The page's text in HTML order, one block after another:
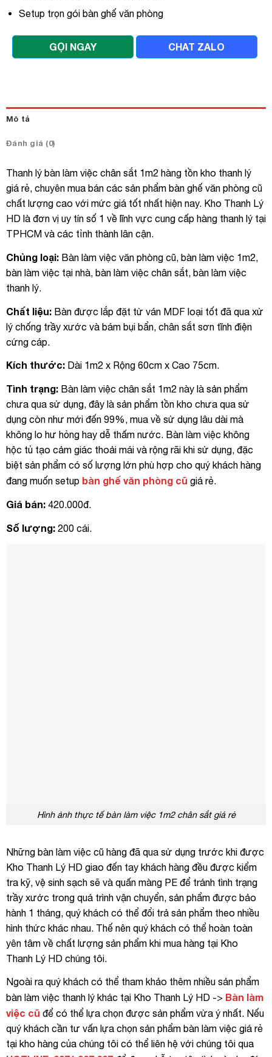
Setup trọn gói bàn ghế văn phòng
GỌI NGAY CHAT ZALO
Mô tả
Đánh giá (0)
Thanh lý bàn làm việc chân sắt 1m2 hàng tồn kho thanh lý
giá rẻ, chuyên mua bán các sản phẩm bàn ghế văn phòng cũ
chất lượng cao với mức giá tốt nhất hiện nay. Kho Thanh Lý
HD là đơn vị uy tín số 1 về lĩnh vực cung cấp hàng thanh lý tại
TPHCM và các tỉnh thành lân cận.
Chủng loại: Bàn làm việc văn phòng cũ, bàn làm việc 1m2,
bàn làm việc tại nhà, bàn làm việc chân sắt, bàn làm việc
thanh lý.
Chất liệu: Bàn được lắp đặt từ ván MDF loại tốt đã qua xử
lý chống trầy xước và bám bụi bẩn, chân sắt sơn tĩnh điện
cứng cáp.
Kích thước: Dài 1m2 x Rộng 60cm x Cao 75cm.
Tình trạng: Bàn làm việc chân sắt 1m2 này là sản phẩm
chưa qua sử dụng, đây là sản phẩm tồn kho chưa qua sử
dụng còn như mới đến 99%, mua về sử dụng lâu dài mà
không lo hư hỏng hay dễ thấm nước. Bàn làm việc không
hộc tủ tạo cảm giác thoải mái và rộng rãi khi sử dụng, đặc
biệt sản phẩm có số lượng lớn phù hợp cho quý khách hàng
đang muốn setup bàn ghế văn phòng cũ giá rẻ.
Giá bán: 420.000đ.
Số lượng: 200 cái.
Hình ảnh thực tế bàn làm việc 1m2 chân sắt giá rẻ
Những bàn làm việc cũ hàng đã qua sử dụng trước khi được
Kho Thanh Lý HD giao đến tay khách hàng đều được kiểm
tra kỹ, vệ sinh sạch sẽ và quấn màng PE để tránh tình trạng
trầy xước trong quá trình vận chuyển, sản phẩm được bảo
hành 1 tháng, quý khách có thể đổi trả sản phẩm theo nhiều
hình thức khác nhau. Thế nên quý khách có thể hoàn toàn
yên tâm về chất lượng sản phẩm khi mua hàng tại Kho
Thanh Lý HD chúng tôi.
Ngoài ra quý khách có thể tham khảo thêm nhiều sản phẩm
bàn làm việc thanh lý khác tại Kho Thanh Lý HD -> Bàn làm
việc cũ để có thể lựa chọn được sản phẩm vừa ý nhất. Nếu
quý khách cần tư vấn lựa chọn sản phẩm bàn làm việc giá rẻ
tại kho hàng của chúng tôi có thể liên hệ với chúng tôi qua